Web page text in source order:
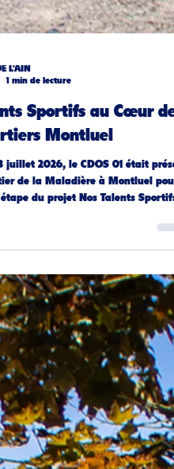
1 min de lecture
Sportifs au Cœur de
Montluel
juillet 2026, le CDOS 01 était
de la Maladière à Montluel pour
du projet Nos Talents Sportifs
une vigilance particulière, des
points d’eau à disposition. Les
pu découvrir plusieurs activités
: aviron sur ergomètre,
vélo, slackl